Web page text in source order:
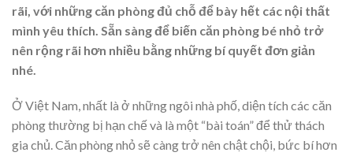
rãi, với những căn phòng đủ chỗ để bày hết các nội thất
mình yêu thích. Sẵn sàng để biến căn phòng bé nhỏ trở
nên rộng rãi hơn nhiều bằng những bí quyết đơn giản
nhé.
Ở Việt Nam, nhất là ở những ngôi nhà phố, diện tích các căn
phòng thường bị hạn chế và là một “bài toán” để thử thách
gia chủ. Căn phòng nhỏ sẽ càng trở nên chật chội, bức bí hơn